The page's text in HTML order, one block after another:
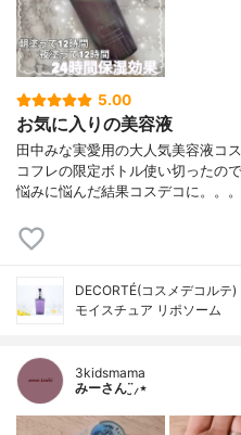
5.00
お気に入りの美容液
田中みな実愛用の大人気美容液コ
コフレの限定ボトル使い切ったの
悩みに悩んだ結果コスデコに。。
DECORTÉ(コスメデコルテ)
モイスチュア リポソーム
3kidsmama
みーさん¨̮⸝⋆